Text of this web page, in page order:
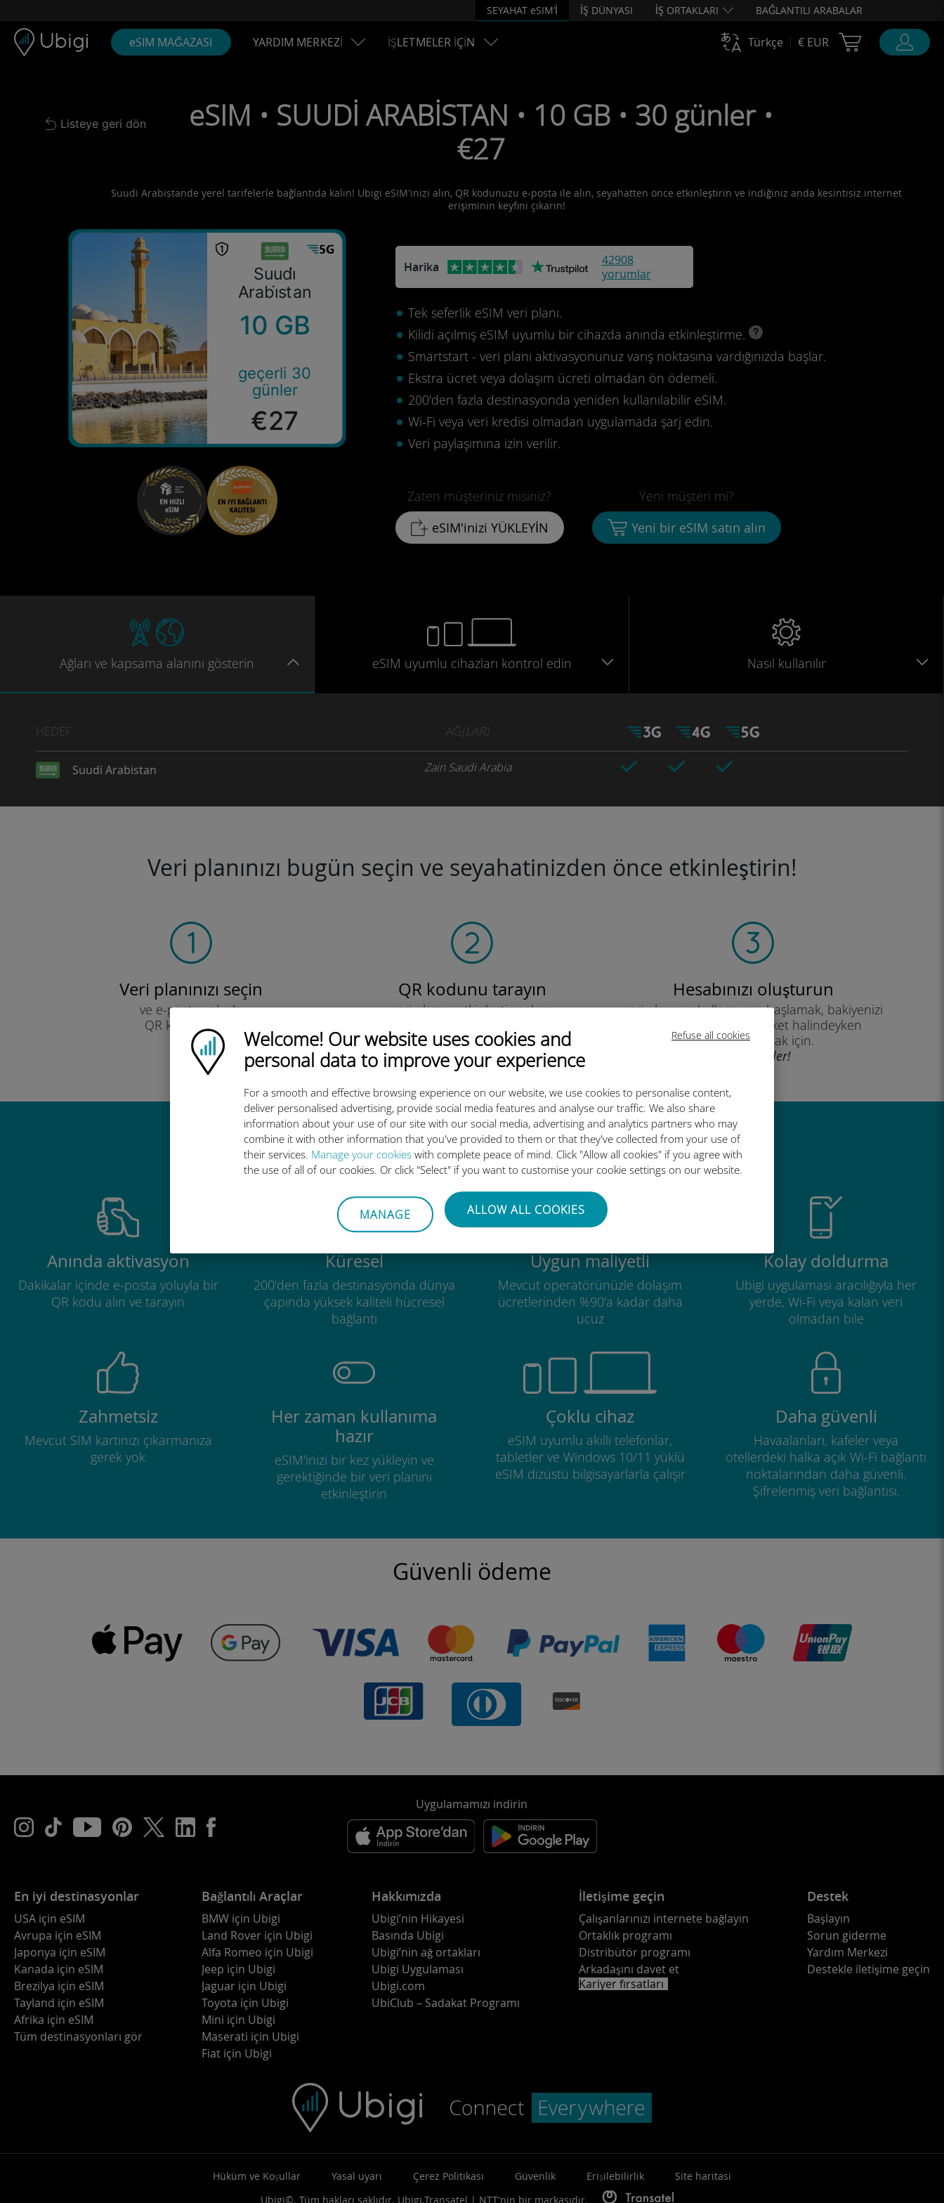
Refuse all cookies
Ubigi logo
Welcome! Our website uses cookies and
personal data to improve your experience
For a smooth and effective browsing experience on our website, we use cookies to personalise content,
deliver personalised advertising, provide social media features and analyse our traffic. We also share
information about your use of our site with our social media, advertising and analytics partners who may
combine it with other information that you've provided to them or that they've collected from your use of
their services. Manage your cookies with complete peace of mind. Click "Allow all cookies" if you agree with
the use of all of our cookies. Or click "Select" if you want to customise your cookie settings on our website.
MANAGE ALLOW ALL COOKIES
SEYAHAT eSIM’İ İŞ DÜNYASI İŞ ORTAKLARI BAĞLANTILI ARABALAR
eSIM MAĞAZASI YARDIM MERKEZİ İŞLETMELER İÇİN Türkçe € EUR Cart Ubigi
Back to list
Listeye geri dön
eSIM • SUUDİ ARABİSTAN • 10 GB • 30 günler •
€27
Suudi Arabistande yerel tarifelerle bağlantıda kalın! Ubigi eSIM'inizi alın, QR kodunuzu e-posta ile alın, seyahatten önce etkinleştirin ve indiğiniz anda kesintisiz internet
erişiminin keyfini çıkarın!
Suudi̇
Arabi̇stan
10 GB
geçerli 30
günler
€27
Harika
42908
yorumlar
Tek seferlik eSIM veri planı.
Kilidi açılmış eSIM uyumlu bir cihazda anında etkinleştirme.
Smartstart - veri planı aktivasyonunuz varış noktasına vardığınızda başlar.
Ekstra ücret veya dolaşım ücreti olmadan ön ödemeli.
200'den fazla destinasyonda yeniden kullanılabilir eSIM.
Wi-Fi veya veri kredisi olmadan uygulamada şarj edin.
Veri paylaşımına izin verilir.
Zaten müşteriniz misiniz?
eSIM'inizi YÜKLEYİN
Yeni müşteri mi?
Yeni bir eSIM satın alın
Ağları ve kapsama alanını gösterin eSIM uyumlu cihazları kontrol edin Nasıl kullanılır
HEDEF AĞ(LAR)
Suudi Arabistan Zain Saudi Arabia
Veri planınızı bugün seçin ve seyahatinizden önce etkinleştirin!
Veri planınızı seçin
ve e-posta yoluyla
QR kodu ile alın.
Hızlı!
QR kodunu tarayın
veri planını etkinleştirmek ve
Hesabınızı oluşturun
veri planınızı kullanmaya başlamak, bakiyenizi
kontrol etmek ve hareket halindeyken
yükleme yapmak için.
İyi eğlenceler!
Ubigi uluslararası eSIM neden bu kadar harika
Anında aktivasyon
Dakikalar içinde e-posta yoluyla bir
QR kodu alın ve tarayın
Küresel
200'den fazla destinasyonda dünya
çapında yüksek kaliteli hücresel
bağlantı
Uygun maliyetli
Mevcut operatörünüzle dolaşım
ücretlerinden %90'a kadar daha
ucuz
Kolay doldurma
Ubigi uygulaması aracılığıyla her
yerde, Wi-Fi veya kalan veri
olmadan bile
Zahmetsiz
Mevcut SIM kartınızı çıkarmanıza
gerek yok
Her zaman kullanıma
hazır
eSIM'inizi bir kez yükleyin ve
gerektiğinde bir veri planını
etkinleştirin
Çoklu cihaz
eSIM uyumlu akıllı telefonlar,
tabletler ve Windows 10/11 yüklü
eSIM dizüstü bilgisayarlarla çalışır
Daha güvenli
Havaalanları, kafeler veya
otellerdeki halka açık Wi-Fi bağlantı
noktalarından daha güvenli.
Şifrelenmiş veri bağlantısı.
Güvenli ödeme
Uygulamamızı indirin
En iyi destinasyonlar
USA için eSIM
Avrupa için eSIM
Japonya için eSIM
Kanada için eSIM
Brezilya için eSIM
Tayland için eSIM
Afrika için eSIM
Tüm destinasyonları gör
Bağlantılı Araçlar
BMW için Ubigi
Land Rover için Ubigi
Alfa Romeo için Ubigi
Jeep için Ubigi
Jaguar için Ubigi
Toyota için Ubigi
Mini için Ubigi
Maserati için Ubigi
Fiat için Ubigi
Hakkımızda
Ubigi’nin Hikayesi
Basında Ubigi
Ubigi’nin ağ ortakları
Ubigi Uygulaması
Ubigi.com
UbiClub – Sadakat Programı
İletişime geçin
Çalışanlarınızı internete bağlayın
Ortaklık programı
Distribütör programı
Arkadaşını davet et
Kariyer fırsatları
Destek
Başlayın
Sorun giderme
Yardım Merkezi
Destekle iletişime geçin
Hüküm ve Koşullar Yasal uyarı Çerez Politikası Güvenlik Erişilebilirlik
Site haritasi
Ubigi©. Tüm hakları saklıdır. Ubigi,Transatel | NTT'nin bir markasıdır.